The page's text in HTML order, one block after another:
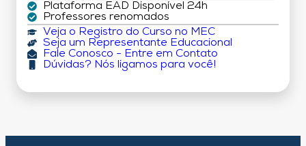
Plataforma EAD Disponível 24h
Professores renomados
Veja o Registro do Curso no MEC
Seja um Representante Educacional
Fale Conosco - Entre em Contato
Dúvidas? Nós ligamos para você!